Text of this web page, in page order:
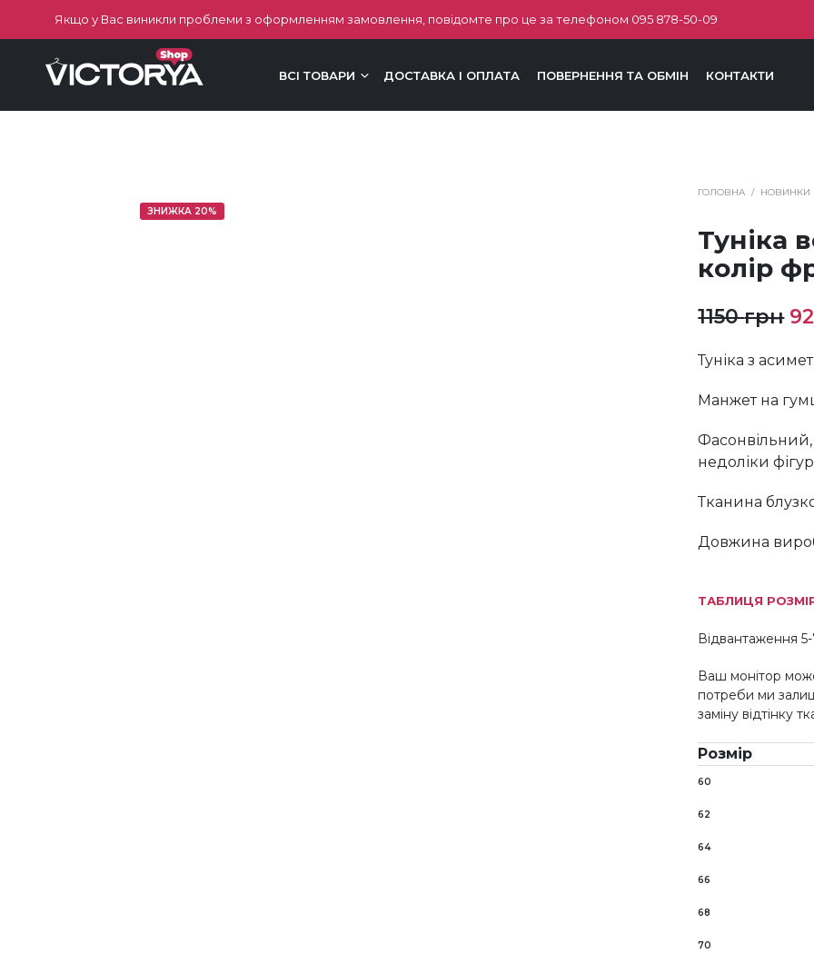
Якщо у Вас виникли проблеми з оформленням замовлення, повідомте про це за телефоном 095 878-50-09
ВСІ ТОВАРИ ДОСТАВКА І ОПЛАТА ПОВЕРНЕННЯ ТА ОБМІН КОНТАКТИ
ЗНИЖКА 20%
ГОЛОВНА / НОВИНКИ
Туніка
колір
1150грн
Туніка з
Манжет на
Фасонвільний,
недоліки
Тканина
Довжина
ТАБЛИЦЯ
Відвантаження
Ваш монітор
потреби ми
заміну відтінку
Розмір
60
62
64
66
68
70